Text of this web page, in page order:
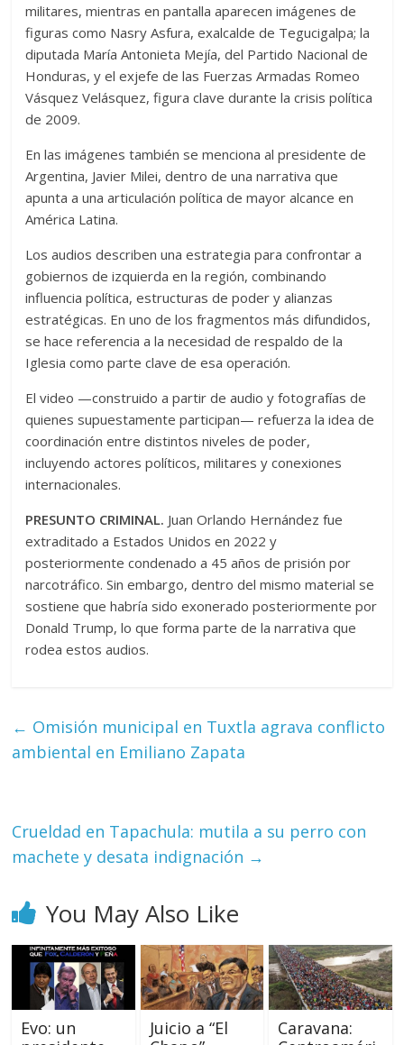
militares, mientras en pantalla aparecen imágenes de
figuras como Nasry Asfura, exalcalde de Tegucigalpa; la
diputada María Antonieta Mejía, del Partido Nacional de
Honduras, y el exjefe de las Fuerzas Armadas Romeo
Vásquez Velásquez, figura clave durante la crisis política
de 2009.
En las imágenes también se menciona al presidente de
Argentina, Javier Milei, dentro de una narrativa que
apunta a una articulación política de mayor alcance en
América Latina.
Los audios describen una estrategia para confrontar a
gobiernos de izquierda en la región, combinando
influencia política, estructuras de poder y alianzas
estratégicas. En uno de los fragmentos más difundidos,
se hace referencia a la necesidad de respaldo de la
Iglesia como parte clave de esa operación.
El video —construido a partir de audio y fotografías de
quienes supuestamente participan— refuerza la idea de
coordinación entre distintos niveles de poder,
incluyendo actores políticos, militares y conexiones
internacionales.
PRESUNTO CRIMINAL. Juan Orlando Hernández fue
extraditado a Estados Unidos en 2022 y
posteriormente condenado a 45 años de prisión por
narcotráfico. Sin embargo, dentro del mismo material se
sostiene que habría sido exonerado posteriormente por
Donald Trump, lo que forma parte de la narrativa que
rodea estos audios.
← Omisión municipal en Tuxtla agrava conflicto
ambiental en Emiliano Zapata
Crueldad en Tapachula: mutila a su perro con
machete y desata indignación →
You May Also Like
Evo: un
Juicio a “El
Caravana: